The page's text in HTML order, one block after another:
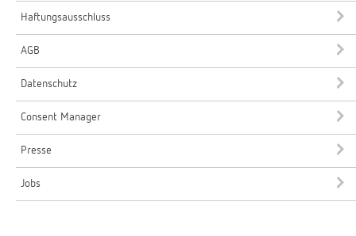
Haftungsausschluss
AGB
Datenschutz
Consent Manager
Presse
Jobs